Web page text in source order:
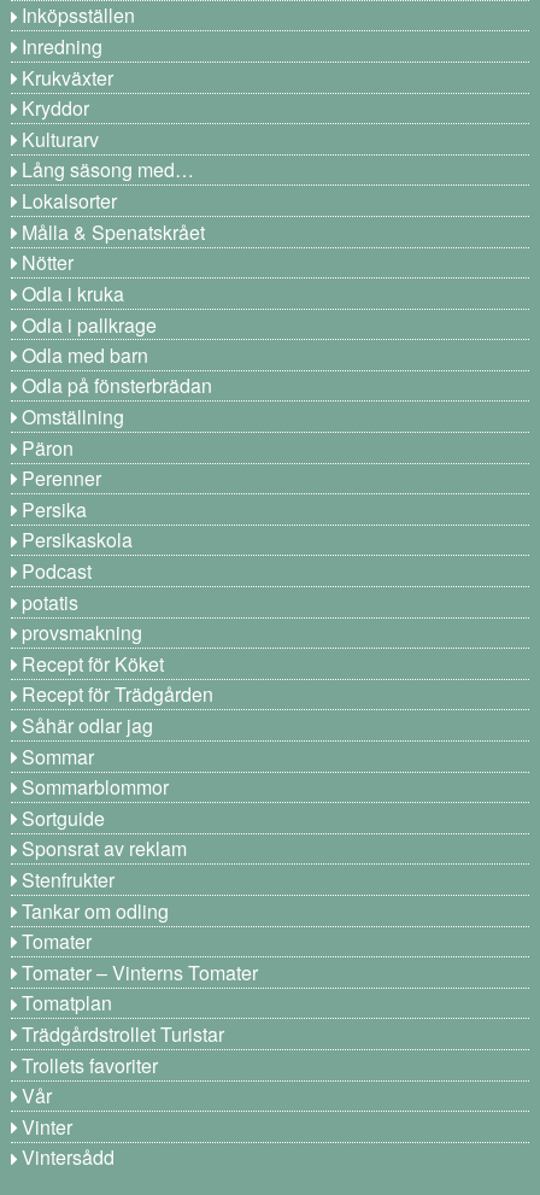
Inköpsställen
Inredning
Krukväxter
Kryddor
Kulturarv
Lång säsong med…
Lokalsorter
Målla & Spenatskrået
Nötter
Odla i kruka
Odla i pallkrage
Odla med barn
Odla på fönsterbrädan
Omställning
Päron
Perenner
Persika
Persikaskola
Podcast
potatis
provsmakning
Recept för Köket
Recept för Trädgården
Såhär odlar jag
Sommar
Sommarblommor
Sortguide
Sponsrat av reklam
Stenfrukter
Tankar om odling
Tomater
Tomater – Vinterns Tomater
Tomatplan
Trädgårdstrollet Turistar
Trollets favoriter
Vår
Vinter
Vintersådd